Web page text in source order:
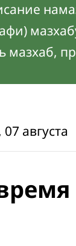
мазхаб,
августа